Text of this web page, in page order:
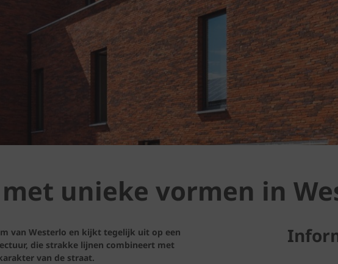
unieke vormen in
van Westerlo en kijkt tegelijk uit op een
die strakke lijnen combineert met
van de straat.